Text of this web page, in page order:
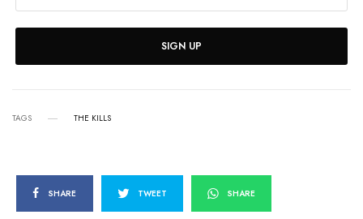
SIGN UP
TAGS THE KILLS
SHARE TWEET SHARE